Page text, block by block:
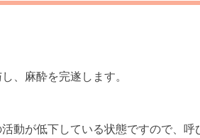
、麻酔を完遂します。
動が低下している状態ですので、呼